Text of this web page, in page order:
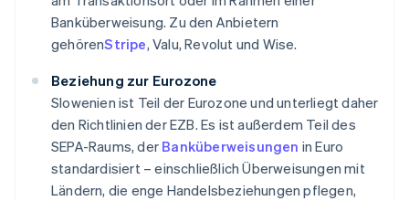
Banküberweisung. Zu den Anbietern
gehörenStripe, Valu, Revolut und Wise.
Beziehung zur Eurozone
Slowenien ist Teil der Eurozone und unterliegt daher
den Richtlinien der EZB. Es ist außerdem Teil des
SEPA-Raums, der Banküberweisungen in Euro
standardisiert – einschließlich Überweisungen mit
Ländern, die enge Handelsbeziehungen pflegen,